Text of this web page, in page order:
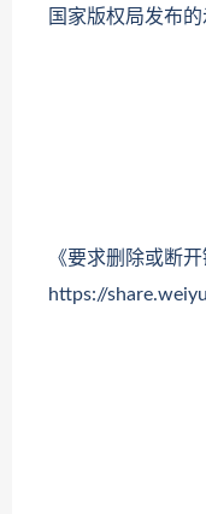
国家版权局发布
《要求删除或断
https://